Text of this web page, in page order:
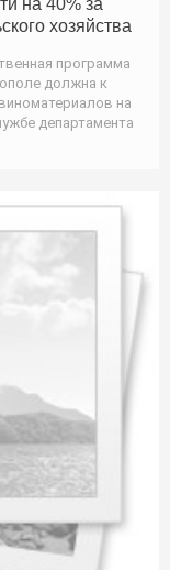
на 40% за
хозяйства
программа
должна к
на
департамента